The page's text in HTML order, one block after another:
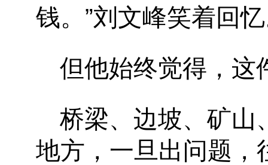
钱。 ”刘文峰笑着回
但他始终觉得，这
桥梁、边坡、矿山
地方，一旦出问题，